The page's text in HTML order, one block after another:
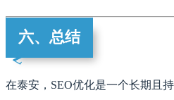
六、总结
在泰安，SEO优化是一个长期且